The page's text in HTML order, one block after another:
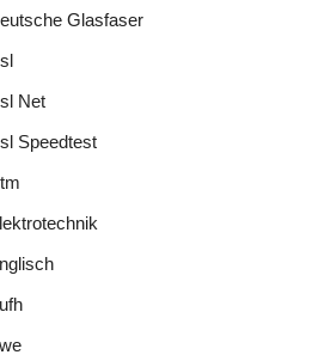
Glasfaser
Net
Speedtest